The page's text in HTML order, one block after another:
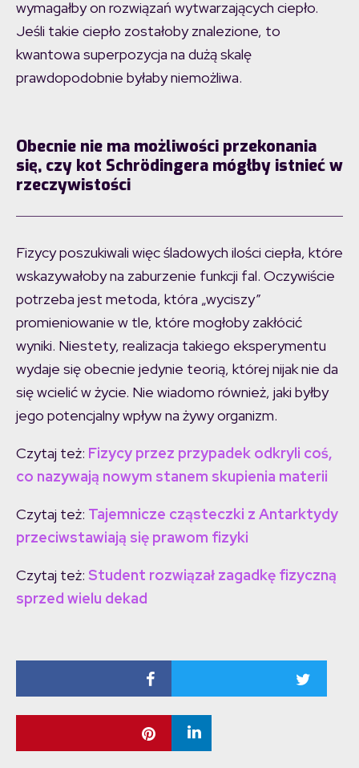
wymagałby on rozwiązań wytwarzających ciepło.
Jeśli takie ciepło zostałoby znalezione, to
kwantowa superpozycja na dużą skalę
prawdopodobnie byłaby niemożliwa.
Obecnie nie ma możliwości przekonania
się, czy kot Schrödingera mógłby istnieć w
rzeczywistości
Fizycy poszukiwali więc śladowych ilości ciepła, które
wskazywałoby na zaburzenie funkcji fal. Oczywiście
potrzeba jest metoda, która „wyciszy”
promieniowanie w tle, które mogłoby zakłócić
wyniki. Niestety, realizacja takiego eksperymentu
wydaje się obecnie jedynie teorią, której nijak nie da
się wcielić w życie. Nie wiadomo również, jaki byłby
jego potencjalny wpływ na żywy organizm.
Czytaj też: Fizycy przez przypadek odkryli coś,
co nazywają nowym stanem skupienia materii
Czytaj też: Tajemnicze cząsteczki z Antarktydy
przeciwstawiają się prawom fizyki
Czytaj też: Student rozwiązał zagadkę fizyczną
sprzed wielu dekad